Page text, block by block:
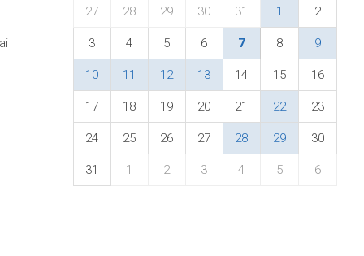
27 28 29 30 31 1 2
3 4 5 6 7 8 9
10 11 12 13 14 15 16
17 18 19 20 21 22 23
24 25 26 27 28 29 30
31 1 2 3 4 5 6